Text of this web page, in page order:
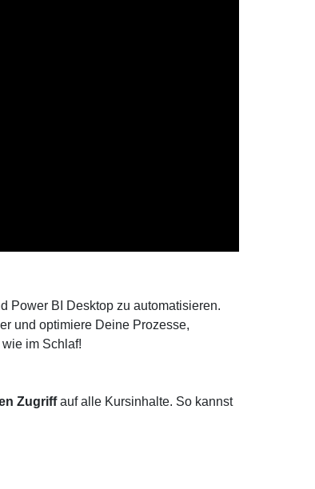
Power BI Desktop zu automatisieren.
und optimiere Deine Prozesse,
im Schlaf!
Zugriffauf alle Kursinhalte. So kannst